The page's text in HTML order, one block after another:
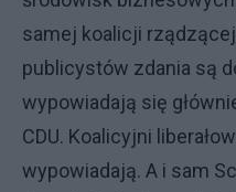
samej koalicji
publicystów zdania są
wypowiadają się
CDU. Koalicyjni
wypowiadają. A i sam